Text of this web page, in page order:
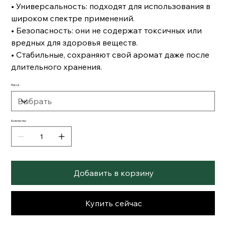
• Универсальность: подходят для использования в
широком спектре применений.
• Безопасность: они не содержат токсичных или
вредных для здоровья веществ.
• Стабильные, сохраняют свой аромат даже после
длительного хранения.
Масса
Количество
Добавить в корзину
Купить сейчас